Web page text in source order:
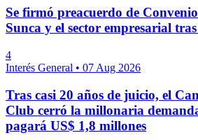
Se firmó preacuerdo de
Sunca y el sector empresarial
4
Interés General • 07 Aug 2026
Tras casi 20 años de juicio, el
Club cerró la millonaria
pagará US$ 1,8 millones